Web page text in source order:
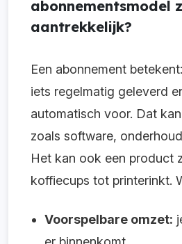
abonnementsmodel
aantrekkelijk?
Een abonnement
iets regelmatig geleverd
automatisch voor. Dat
zoals software,
Het kan ook een product
koffiecups tot printerinkt.
Voorspelbare omzet: